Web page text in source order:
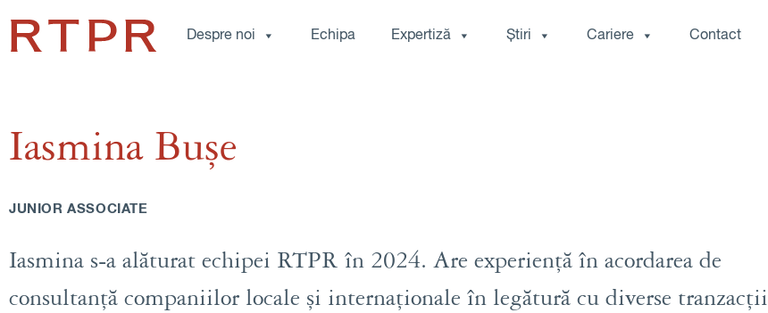
Despre noi Echipa Expertiză Știri Cariere Contact
Iasmina Bușe
JUNIOR ASSOCIATE
Iasmina s-a alăturat echipei RTPR în 2024. Are experiență în acordarea de
consultanță companiilor locale și internaționale în legătură cu diverse tranzacții